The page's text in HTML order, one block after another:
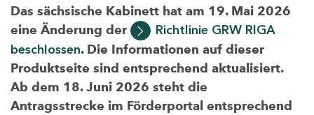
Das sächsische Kabinett hat am 19. Mai 2026
eine Änderung der
Richtlinie GRW RIGA
beschlossen. Die Informationen auf dieser
Produktseite sind entsprechend aktualisiert.
Ab dem 18. Juni 2026 steht die
Antragsstrecke im Förderportal entsprechend